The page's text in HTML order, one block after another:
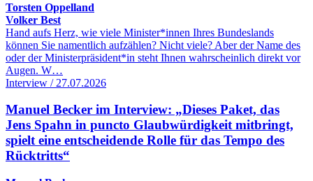
Torsten Oppelland
Volker Best
Hand aufs Herz, wie viele Minister*innen Ihres Bundeslands
können Sie namentlich aufzählen? Nicht viele? Aber der Name des
oder der Ministerpräsident*in steht Ihnen wahrscheinlich direkt vor
Augen. W…
Interview / 27.07.2026
Manuel Becker im Interview: „Dieses Paket, das
Jens Spahn in puncto Glaubwürdigkeit mitbringt,
spielt eine entscheidende Rolle für das Tempo des
Rücktritts“